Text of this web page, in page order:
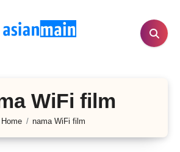
WiFi film
Home nama WiFi film